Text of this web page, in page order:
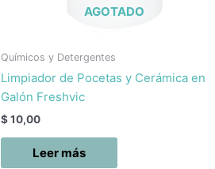
AGOTADO
Químicos y Detergentes
Limpiador de Pocetas y Cerámica en
Galón Freshvic
$10,00
Leer más